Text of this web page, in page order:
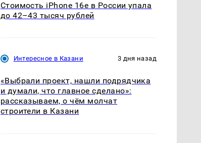
Стоимость iPhone 16e в России упала
до 42–43 тысяч рублей
Интересное в Казани 3 дня назад
«Выбрали проект, нашли подрядчика
и думали, что главное сделано»:
рассказываем, о чём молчат
строители в Казани